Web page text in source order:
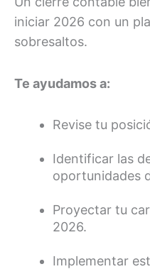
iniciar 2026 con un
sobresaltos.
Te ayudamos a:
Revise tu
Identificar las
oportunidades
Proyectar tu
2026.
Implementar